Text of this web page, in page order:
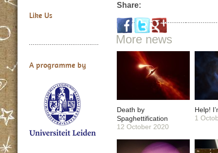
Like Us
A programme by
Share:
More news
Death by
Spaghettification
12 October 2020
Help!
1